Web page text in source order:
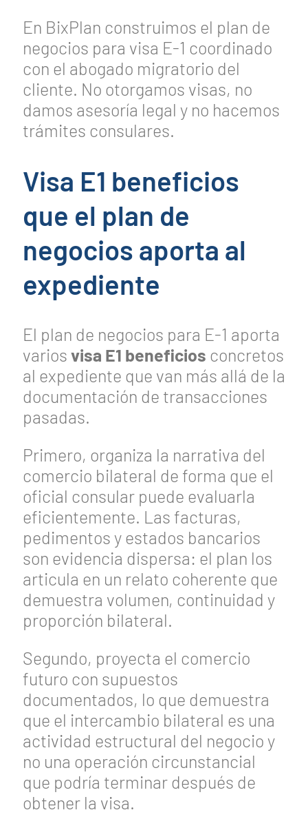
En BixPlan construimos el plan de
negocios para visa E-1 coordinado
con el abogado migratorio del
cliente. No otorgamos visas, no
damos asesoría legal y no hacemos
trámites consulares.
Visa E1 beneficios
que el plan de
negocios aporta al
expediente
El plan de negocios para E-1 aporta
varios visa E1 beneficios concretos
al expediente que van más allá de la
documentación de transacciones
pasadas.
Primero, organiza la narrativa del
comercio bilateral de forma que el
oficial consular puede evaluarla
eficientemente. Las facturas,
pedimentos y estados bancarios
son evidencia dispersa: el plan los
articula en un relato coherente que
demuestra volumen, continuidad y
proporción bilateral.
Segundo, proyecta el comercio
futuro con supuestos
documentados, lo que demuestra
que el intercambio bilateral es una
actividad estructural del negocio y
no una operación circunstancial
que podría terminar después de
obtener la visa.